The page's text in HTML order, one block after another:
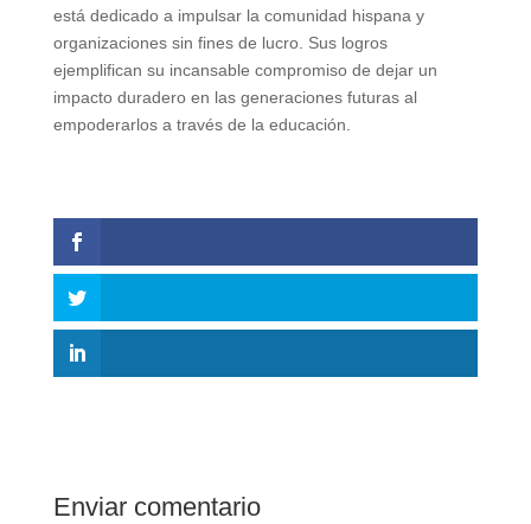
está dedicado a impulsar la comunidad hispana y
organizaciones sin fines de lucro. Sus logros
ejemplifican su incansable compromiso de dejar un
impacto duradero en las generaciones futuras al
empoderarlos a través de la educación.
Enviar comentario